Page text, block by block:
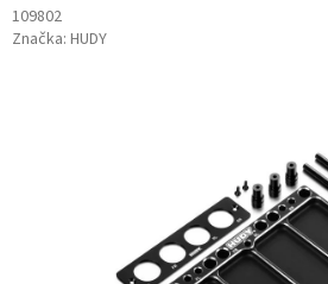
109802
Značka: HUDY